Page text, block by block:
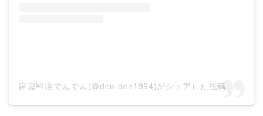
家庭料理でんでん(@den.den1994)がシェアした投稿 –